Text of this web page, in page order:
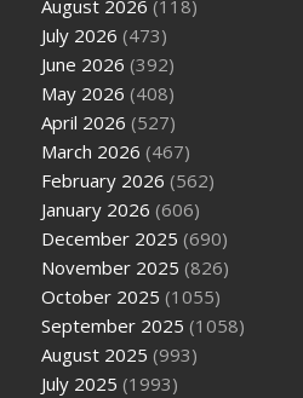
August 2026 (118)
July 2026 (473)
June 2026 (392)
May 2026 (408)
April 2026 (527)
March 2026 (467)
February 2026 (562)
January 2026 (606)
December 2025 (690)
November 2025 (826)
October 2025 (1055)
September 2025 (1058)
August 2025 (993)
July 2025 (1993)